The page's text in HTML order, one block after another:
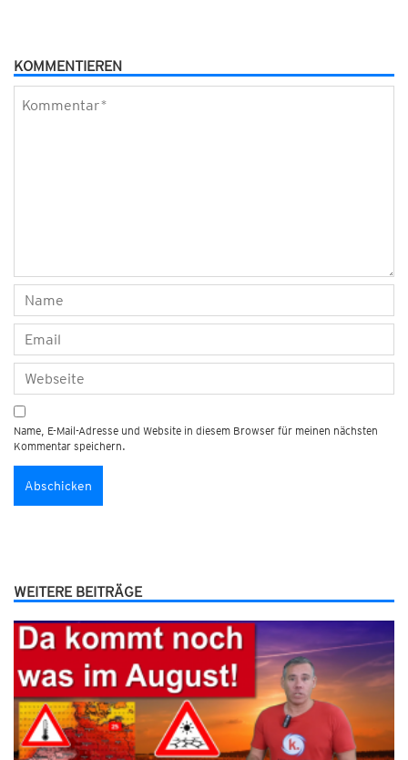
KOMMENTIEREN
Name, E-Mail-Adresse und Website in diesem Browser für meinen nächsten
Kommentar speichern.
WEITERE BEITRÄGE